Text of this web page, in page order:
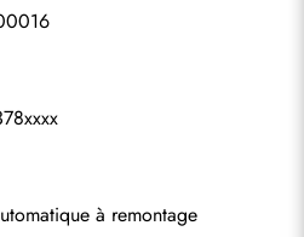
à remontage